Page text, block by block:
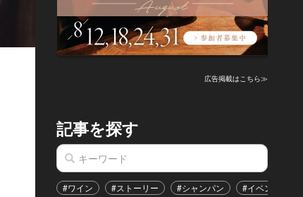
広告掲載はこちら≫
記事を探す
#ワイン #ストーリー #シャンパン #イベント